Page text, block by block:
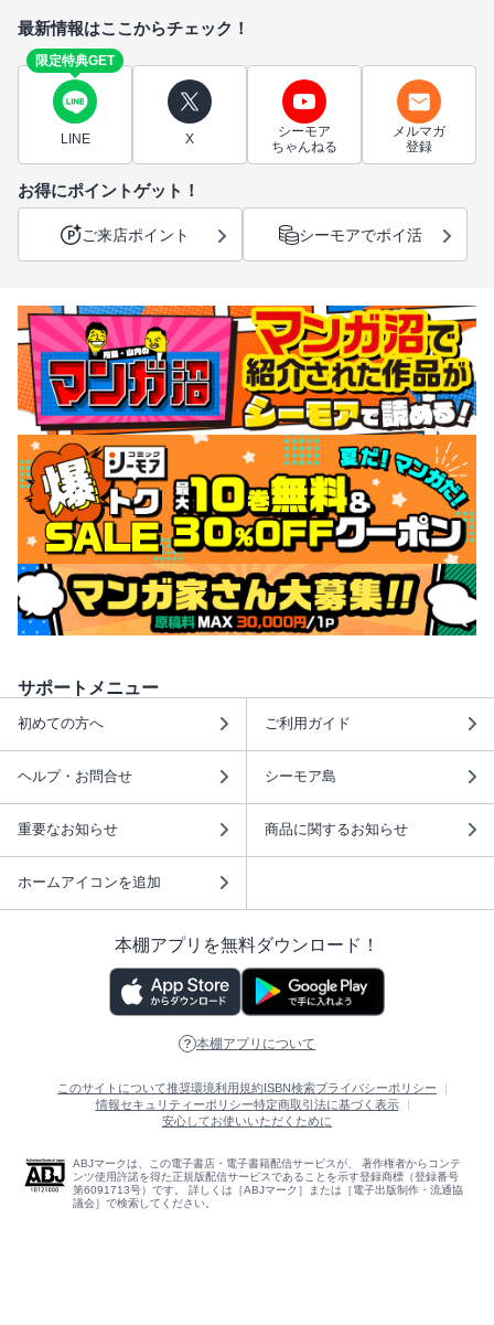
最新情報はここからチェック！
限定特典GET
LINE X
シーモア
ちゃんねる
メルマガ
登録
お得にポイントゲット！
ご来店ポイント シーモアでポイ活
サポートメニュー
初めての方へ ご利用ガイド
ヘルプ・お問合せ シーモア島
重要なお知らせ 商品に関するお知らせ
ホームアイコンを追加
本棚アプリを無料ダウンロード！
本棚アプリについて
このサイトについて推奨環境利用規約ISBN検索プライバシーポリシー
情報セキュリティーポリシー特定商取引法に基づく表示
安心してお使いいただくために
ABJマークは、この電子書店・電子書籍配信サービスが、 著作権者からコンテ
ンツ使用許諾を得た正規版配信サービスであることを示す登録商標（登録番号
第6091713号）です。 詳しくは［ABJマーク］または［電子出版制作・流通協
議会］で検索してください。